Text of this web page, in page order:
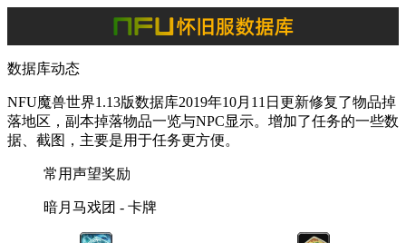
数据库动态
NFU魔兽世界1.13版数据库2019年10月11日更新修复了物品掉
落地区，副本掉落物品一览与NPC显示。增加了任务的一些数
据、截图，主要是用于任务更方便。
常用声望奖励
暗月马戏团 - 卡牌